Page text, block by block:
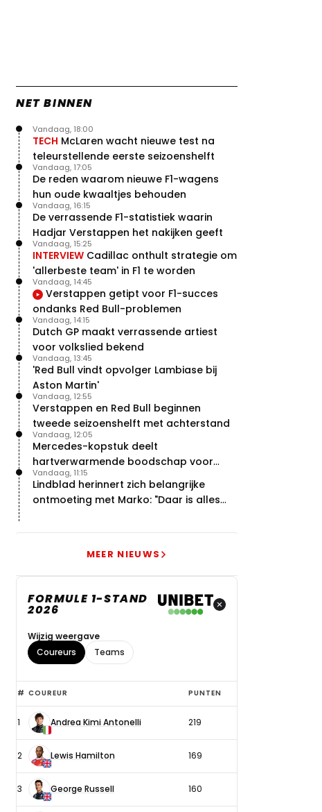
NET BINNEN
TECH McLaren wacht nieuwe test na
teleurstellende eerste seizoenshelft
Vandaag, 18:00
De reden waarom nieuwe F1-wagens
hun oude kwaaltjes behouden
Vandaag, 17:05
De verrassende F1-statistiek waarin
Hadjar Verstappen het nakijken geeft
Vandaag, 16:15
INTERVIEW Cadillac onthult strategie om
'allerbeste team' in F1 te worden
Vandaag, 15:25
Verstappen getipt voor F1-succes
ondanks Red Bull-problemen
Vandaag, 14:45
Dutch GP maakt verrassende artiest
voor volkslied bekend
Vandaag, 14:15
'Red Bull vindt opvolger Lambiase bij
Aston Martin'
Vandaag, 13:45
Verstappen en Red Bull beginnen
tweede seizoenshelft met achterstand
Vandaag, 12:55
Mercedes-kopstuk deelt
hartverwarmende boodschap voor
overstap naar Red Bull
Vandaag, 12:05
Lindblad herinnert zich belangrijke
ontmoeting met Marko: "Daar is alles
Vandaag, 11:15
MEER NIEUWS
FORMULE 1-STAND
2026
Wijzig weergave
Coureurs
Teams
Top
6
coureurs
# COUREUR PUNTEN
1 Andrea Kimi Antonelli 219
2 Lewis Hamilton 169
3 George Russell 160